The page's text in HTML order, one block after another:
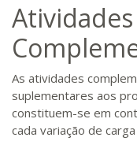
Atividades
As atividades
suplementares aos
constituem-se em
cada variação de